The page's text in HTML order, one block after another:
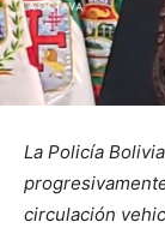
La Policía
circulación